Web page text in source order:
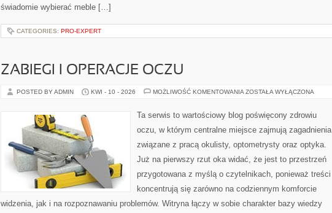
świadomie wybierać meble […]
CATEGORIES: PRO-EXPERT
ZABIEGI I OPERACJE OCZU
POSTED BY ADMIN KWI - 10 - 2026 MOŻLIWOŚĆ KOMENTOWANIA ZABIEGI
OCZU
ZOSTAŁA WYŁĄCZONA
Ta serwis to wartościowy blog poświęcony zdrowiu
oczu, w którym centralne miejsce zajmują zagadnienia
związane z pracą okulisty, optometrysty oraz optyka.
Już na pierwszy rzut oka widać, że jest to przestrzeń
przygotowana z myślą o czytelnikach, ponieważ treści
koncentrują się zarówno na codziennym komforcie
widzenia, jak i na rozpoznawaniu problemów. Witryna łączy w sobie charakter bazy wiedzy